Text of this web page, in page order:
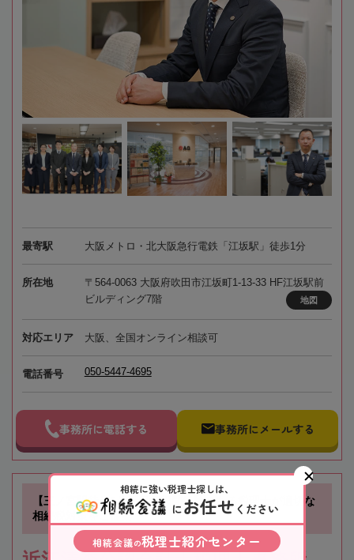
最寄駅 大阪メトロ・北大阪急行電鉄「江坂駅」徒歩1分
所在地
〒564-0063 大阪府吹田市江坂町1-13-33 HF江坂駅前
ビルディング7階
地図
対応エリア 大阪、全国オンライン相談可
電話番号 050-5447-4695
事務所に電話する 事務所にメールする
【三ノ宮駅徒歩3分】銀行顧問経験のある税理士が適切な
相続税対策をご提案
相続に強い税理士探しは、
にお任せ ください
相続会議の税理士紹介センター